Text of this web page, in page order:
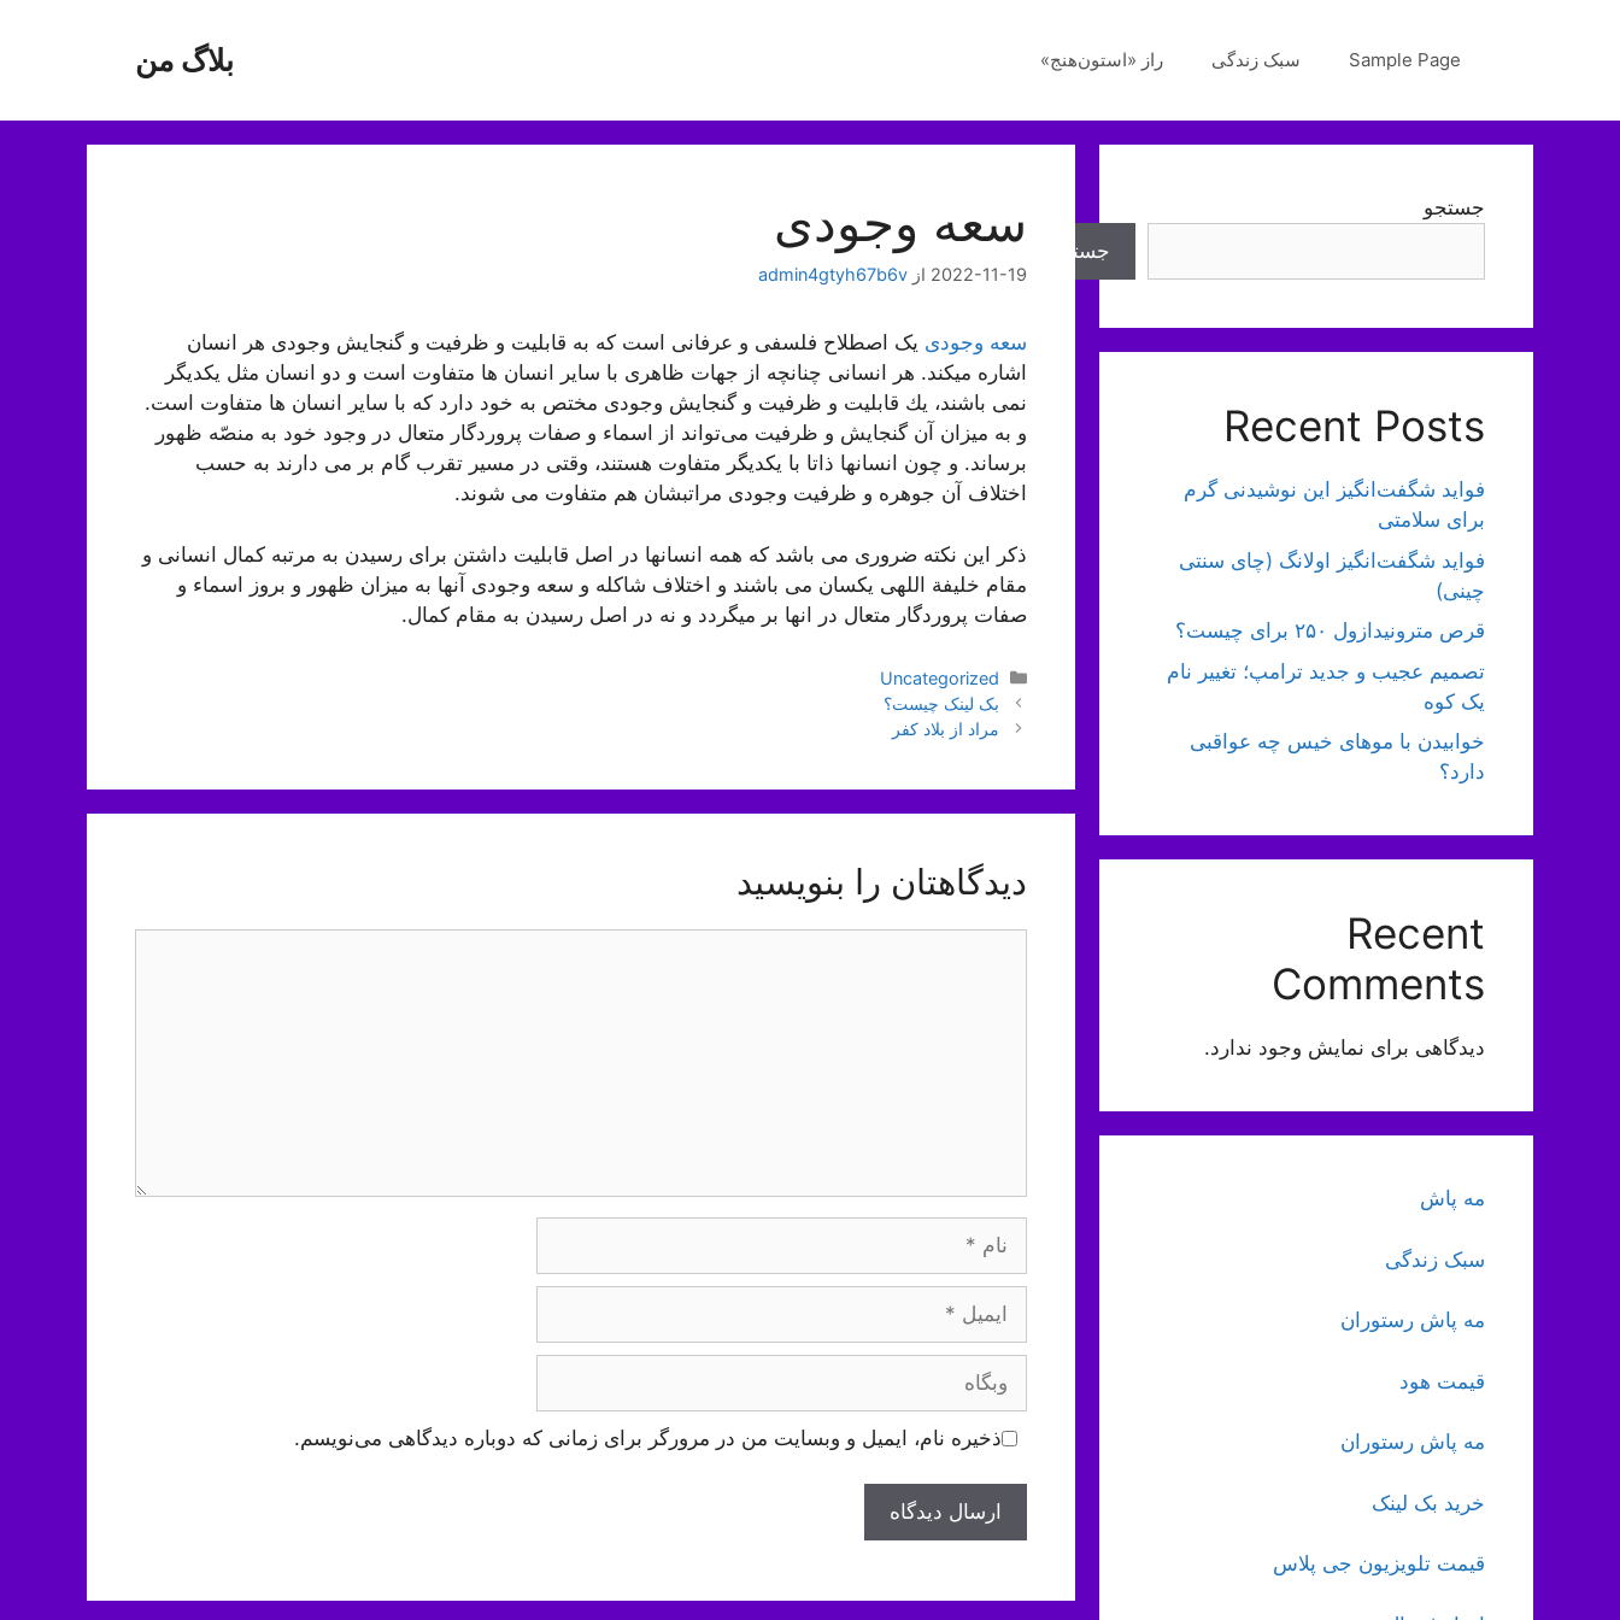
بلاگ من Sample Page سبک زندگی راز «استون‌هنج»
سعه وجودی
2022-11-19 از admin4gtyh67b6v
سعه وجودی یک اصطلاح فلسفی و عرفانی است که به قابلیت و ظرفیت و گنجایش وجودی هر انسان
اشاره میکند. هر انسانی چنانچه از جهات ظاهری با سایر انسان ها متفاوت است و دو انسان مثل یکدیگر
نمی باشند، يك قابلیت و ظرفیت و گنجایش وجودی مختص به خود دارد که با سایر انسان ها متفاوت است.
و به میزان آن گنجایش و ظرفیت مى‌‏تواند از اسماء و صفات پروردگار متعال در وجود خود به منصّه ظهور
برساند. و چون انسانها ذاتا با یکدیگر متفاوت هستند، وقتی در مسیر تقرب گام بر می دارند به حسب
اختلاف آن جوهره و ظرفیت وجودی مراتبشان هم متفاوت می شوند.
ذکر این نکته ضروری می باشد که همه انسانها در اصل قابلیت داشتن برای رسیدن به مرتبه کمال انسانی و
مقام خلیفة اللهی یکسان می باشند و اختلاف شاکله و سعه وجودی آنها به میزان ظهور و بروز اسماء و
صفات پروردگار متعال در انها بر میگردد و نه در اصل رسیدن به مقام کمال.
دسته‌ها
Uncategorized
ناوبری
نوشته‌ها
بک لینک چیست؟
مراد از بلاد كفر
دیدگاهتان را بنویسید
وبگاه
ذخیره نام، ایمیل و وبسایت من در مرورگر برای زمانی که دوباره دیدگاهی می‌نویسم.
جستجو
جستجو
Recent Posts
فواید شگفت‌انگیز این نوشیدنی گرم
برای سلامتی
فواید شگفت‌انگیز اولانگ (چای سنتی
چینی)
قرص مترونیدازول ۲۵۰ برای چیست؟
تصمیم عجیب و جدید ترامپ؛ تغییر نام
یک کوه
خوابیدن با موهای خیس چه عواقبی
دارد؟
Recent
Comments
دیدگاهی برای نمایش وجود ندارد.
مه پاش
سبک زندگی
مه پاش رستوران
قیمت هود
مه پاش رستوران
خرید بک لینک
قیمت تلویزیون جی پلاس